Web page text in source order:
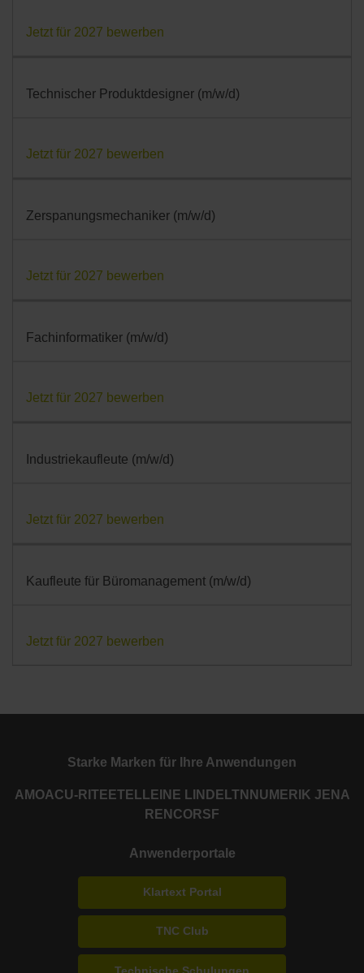
Jetzt für 2027 bewerben
Technischer Produktdesigner (m/w/d)
Jetzt für 2027 bewerben
Zerspanungsmechaniker (m/w/d)
Jetzt für 2027 bewerben
Fachinformatiker (m/w/d)
Jetzt für 2027 bewerben
Industriekaufleute (m/w/d)
Jetzt für 2027 bewerben
Kaufleute für Büromanagement (m/w/d)
Jetzt für 2027 bewerben
Starke Marken für Ihre Anwendungen
AMOACU-RITE ETEL LEINE LINDE LTN NUMERIK JENA
RENCORSF
Anwenderportale
Klartext Portal
TNC Club